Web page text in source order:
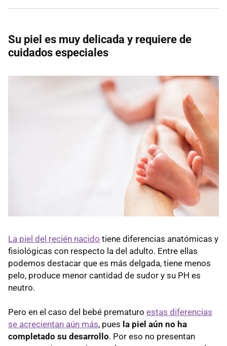
Su piel es muy delicada y requiere de
cuidados especiales
La piel del recién nacido tiene diferencias anatómicas y
fisiológicas con respecto la del adulto. Entre ellas
podemos destacar que es más delgada, tiene menos
pelo, produce menor cantidad de sudor y su PH es
neutro.
Pero en el caso del bebé prematuro estas diferencias
se acrecientan aún más, pues la piel aún no ha
completado su desarrollo. Por eso no presentan